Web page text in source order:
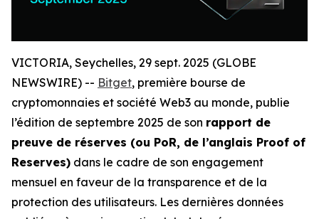
VICTORIA, Seychelles, 29 sept. 2025 (GLOBE
NEWSWIRE) -- Bitget, première bourse de
cryptomonnaies et société Web3 au monde, publie
l’édition de septembre 2025 de son rapport de
preuve de réserves (ou PoR, de l’anglais Proof of
Reserves) dans le cadre de son engagement
mensuel en faveur de la transparence et de la
protection des utilisateurs. Les dernières données